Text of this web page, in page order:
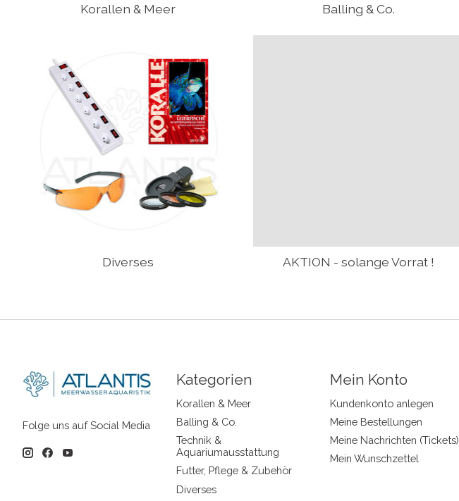
Korallen & Meer Balling & Co.
Diverses AKTION - solange Vorrat !
Folge uns auf Social Media
Kategorien
Korallen & Meer
Balling & Co.
Technik &
Aquariumausstattung
Futter, Pflege & Zubehör
Diverses
Mein Konto
Kundenkonto anlegen
Meine Bestellungen
Meine Nachrichten (Tickets)
Mein Wunschzettel